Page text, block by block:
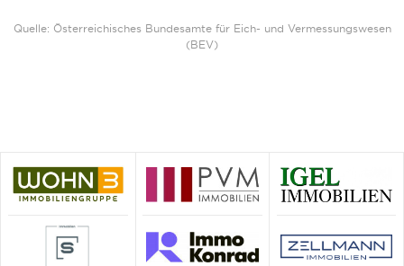
Quelle: Österreichisches Bundesamte für Eich- und Vermessungswesen
(BEV)